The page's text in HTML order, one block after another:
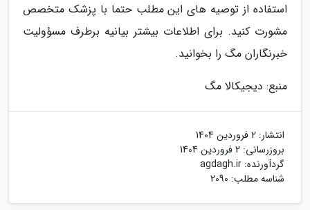
استفاده از توصیه های این مطلب حتما با پزشک متخصص
مشورت کنید. برای اطلاعات بیشتر بیانیه برطرف مسؤولیت
خبرنگاران مگ را بخوانید.
منبع: دیجیکالا مگ
انتشار: 2 فروردین 1404
بروزرسانی: 2 فروردین 1404
گردآورنده: agdagh.ir
شناسه مطلب: 2090